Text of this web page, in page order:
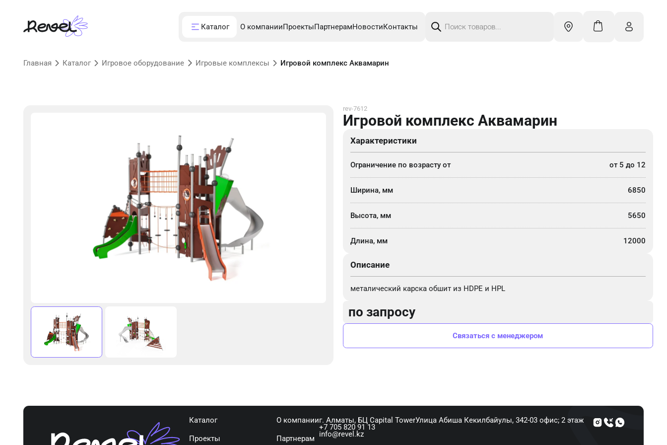
Каталог О компанииПроектыПартнерамНовостиКонтакты
товаров
Главная Каталог Игровое оборудование Игровые комплексы Игровой комплекс Аквамарин
rev-7612
Игровой комплекс Аквамарин
Характеристики
Ограничение по возрасту от от 5 до 12
Ширина, мм 6850
Высота, мм 5650
Длина, мм 12000
Описание
металический карска обшит из HDPE и HPL
по запросу
Связаться с менеджером
Каталог О компании
Проекты Партнерам
г. Алматы, ​БЦ Capital Tower​Улица Абиша Кекилбайулы, 34​2-03 офис; 2 этаж
+7 705 820 91 13
info@revel.kz